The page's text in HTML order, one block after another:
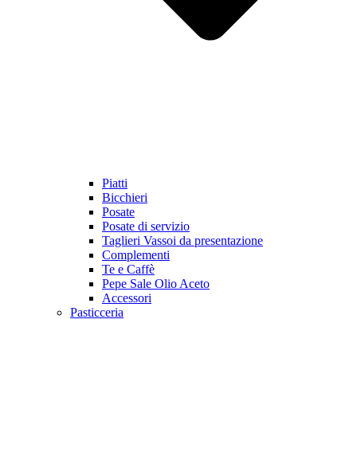
Piatti
Bicchieri
Posate
Posate di servizio
Taglieri Vassoi da presentazione
Complementi
Te e Caffè
Pepe Sale Olio Aceto
Accessori
Pasticceria